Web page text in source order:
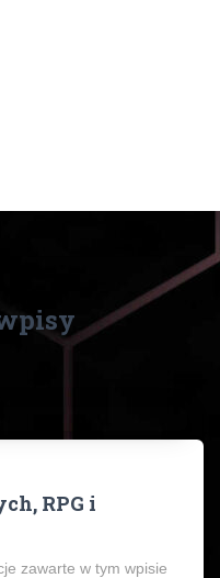
RPG i
zawarte w tym wpisie